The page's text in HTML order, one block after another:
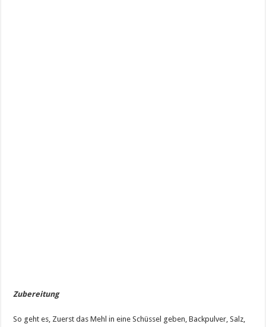
Zubereitung
So geht es, Zuerst das Mehl in eine Schüssel geben, Backpulver, Salz,